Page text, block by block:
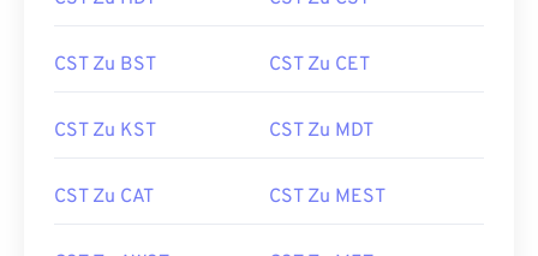
CST Zu BST CST Zu CET
CST Zu KST CST Zu MDT
CST Zu CAT CST Zu MEST